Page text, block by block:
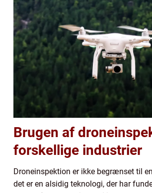
Brugen af
forskellige industrier
Droneinspektion er ikke begrænset til
det er en alsidig teknologi, der har